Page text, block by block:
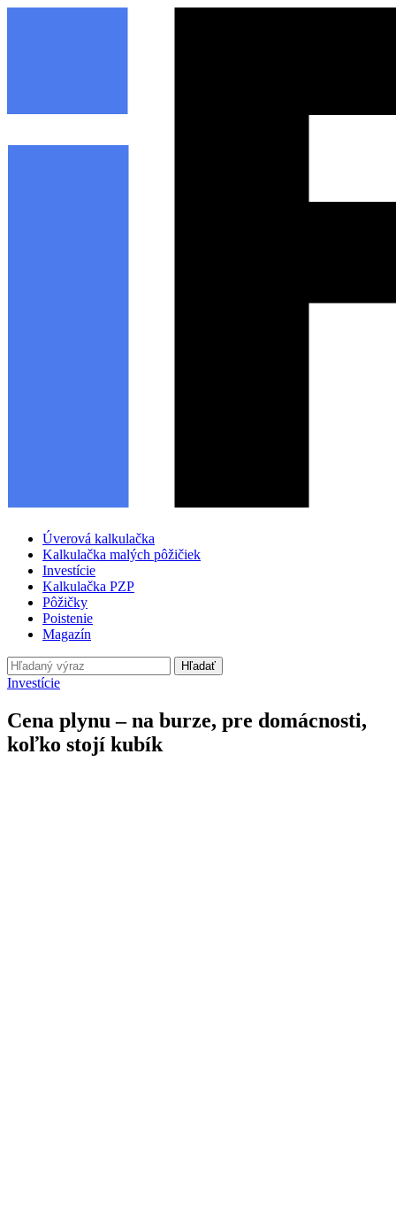
Úverová kalkulačka
Kalkulačka malých pôžičiek
Investície
Kalkulačka PZP
Pôžičky
Poistenie
Magazín
Hľadať
Investície
Cena plynu – na burze, pre domácnosti,
koľko stojí kubík